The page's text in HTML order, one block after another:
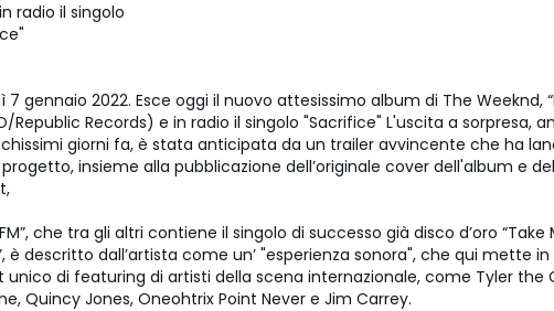
radio il singolo
7 gennaio 2022. Esce oggi il nuovo attesissimo album di The Weeknd,
Republic Records) e in radio il singolo "Sacrifice" L'uscita a sorpresa,
giorni fa, è stata anticipata da un trailer avvincente che ha
progetto, insieme alla pubblicazione dell’originale cover dell'album e
che tra gli altri contiene il singolo di successo già disco d’oro “Take
è descritto dall’artista come un’ "esperienza sonora", che qui mette
unico di featuring di artisti della scena internazionale, come Tyler the
Quincy Jones, Oneohtrix Point Never e Jim Carrey.